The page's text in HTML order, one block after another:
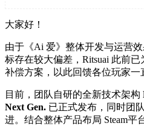
大家好！
由于《Ai 爱》整体开发与运营
标存在较大偏差，Ritsuai 此前
补偿方案，以此回馈各位玩家一
目前，团队自研的全新技术架构
Next Gen. 已正式发布，同时团
进。结合整体产品布局 Steam